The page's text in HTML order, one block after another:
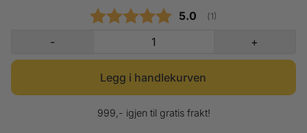
5.0 (stemmer:
1)
- +
999,- igjen til gratis frakt!